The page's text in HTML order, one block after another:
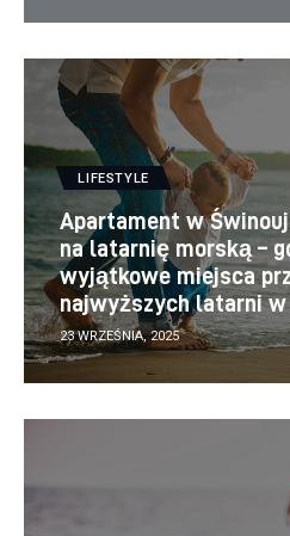
LIFESTYLE
Apartament w
na latarnię morską –
wyjątkowe miejsca
najwyższych latarni w
23 WRZEŚNIA, 2025